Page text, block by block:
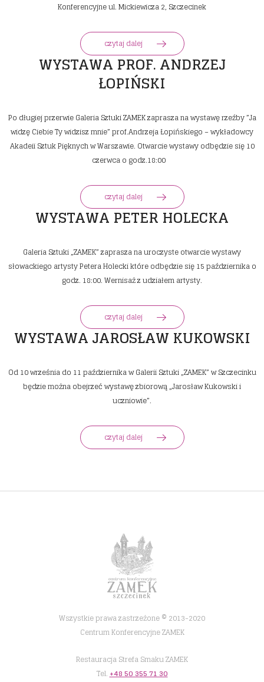
Konferencyjne ul. Mickiewicza 2, Szczecinek
czytaj dalej
WYSTAWA PROF. ANDRZEJ
ŁOPIŃSKI
Po długiej przerwie Galeria Sztuki ZAMEK zaprasza na wystawę rzeźby ”Ja
widzę Ciebie Ty widzisz mnie” prof.Andrzeja Łopińskiego – wykładowcy
Akadeii Sztuk Pięknych w Warszawie. Otwarcie wystawy odbędzie się 10
czerwca o godz.18:00
czytaj dalej
WYSTAWA PETER HOLECKA
Galeria Sztuki „ZAMEK” zaprasza na uroczyste otwarcie wystawy
słowackiego artysty Petera Holecki które odbędzie się 15 października o
godz. 18:00. Wernisaż z udziałem artysty.
czytaj dalej
WYSTAWA JAROSŁAW KUKOWSKI
Od 10 września do 11 października w Galerii Sztuki „ZAMEK” w Szczecinku
będzie można obejrzeć wystawę zbiorową „Jarosław Kukowski i
uczniowie”.
czytaj dalej
Wszystkie prawa zastrzeżone © 2013-2020
Centrum Konferencyjne ZAMEK
Restauracja Strefa Smaku ZAMEK
Tel.+48 50 355 71 30